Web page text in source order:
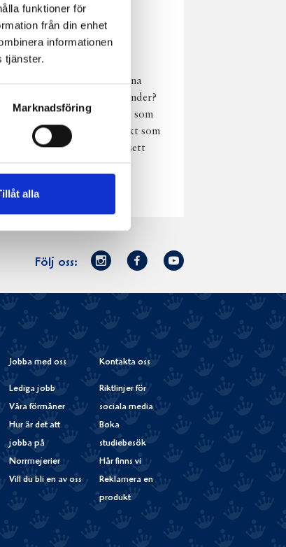
funktioner för
från din enhet
informationen
tjänster.
Marknadsföring
alla
njutning i alla
väder
Har du provat
chokladmjölk från dina
norrländska mjölkbönder?
Den är lika god varm som
kall och passar perfekt som
vardagsnjutning oavsett
väder, året om.
Läs mer
Följ oss:
Norrmejerier
Instagram
Facebook
Youtube
Jobba med oss
Lediga jobb
Våra förmåner
Hur är det att
jobba på
Norrmejerier
Vill du bli en av oss
Kontakta oss
Riktlinjer för
sociala media
Boka
studiebesök
Här finns vi
Reklamera en
produkt